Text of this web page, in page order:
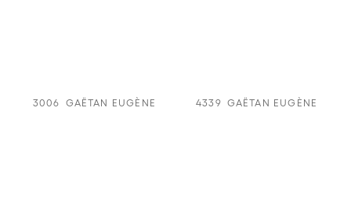
3006 GAËTAN EUGÈNE 4339 GAËTAN EUGÈNE